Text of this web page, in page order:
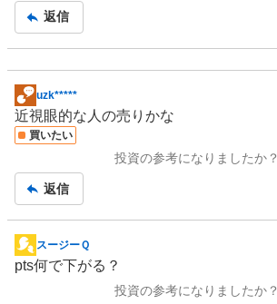
事
返信
掲
示
板
uzk*****
近視眼的な人の売りかな
買いたい
投資の参考になりましたか？
返信
掲
示
スージーＱ
pts何で下がる？
投資の参考になりましたか？